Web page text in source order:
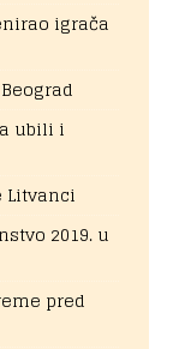
igrača
ubili i
2019. u
pred